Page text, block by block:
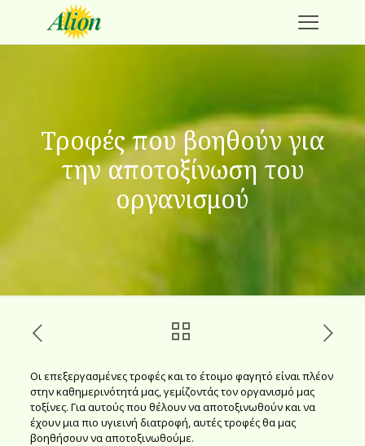
Τροφές που βοηθούν για
την αποτοξίνωση του
οργανισμού
Οι επεξεργασμένες τροφές και το έτοιμο φαγητό είναι πλέον
στην καθημερινότητά μας, γεμίζοντάς τον οργανισμό μας
τοξίνες. Για αυτούς που θέλουν να αποτοξινωθούν και να
έχουν μια πιο υγιεινή διατροφή, αυτές τροφές θα μας
βοηθήσουν να αποτοξινωθούμε.